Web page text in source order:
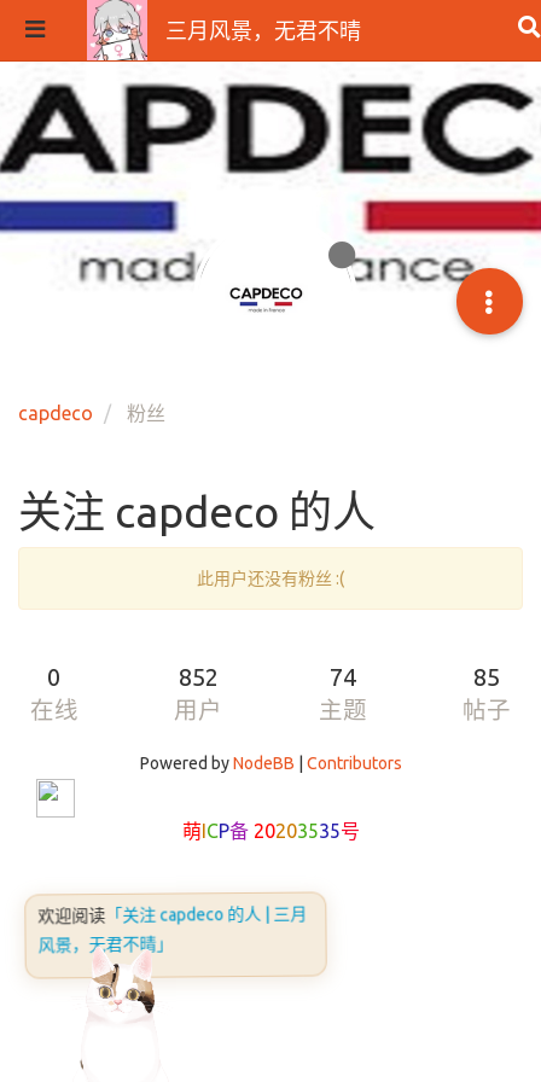
三月风景，无君不晴
capdeco 粉丝
关注 capdeco 的人
此用户还没有粉丝 :(
0
在线
852
用户
74
主题
85
帖子
Powered byNodeBB Contributors
萌ICP备 20203535号
欢迎阅读 「关注 capdeco 的人 | 三月
风景，无君不晴」